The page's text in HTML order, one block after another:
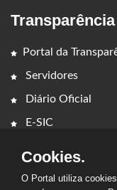
Transparência
Portal da
Servidores
Diário Oficial
E-SIC
Cookies.
O Portal utiliza